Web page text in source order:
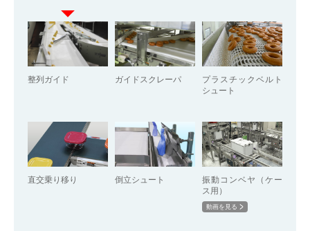
整列ガイド ガイドスクレーパ
プラスチックベルト
シュート
直交乗り移り 倒立シュート
振動コンベヤ（ケー
ス用）
動画を見る